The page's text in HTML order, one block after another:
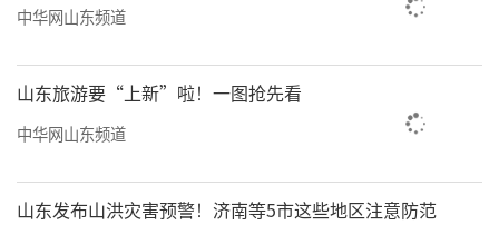
中华网山东频道
山东旅游要“上新”啦！一图抢先看
中华网山东频道
山东发布山洪灾害预警！济南等5市这些地区注意防范